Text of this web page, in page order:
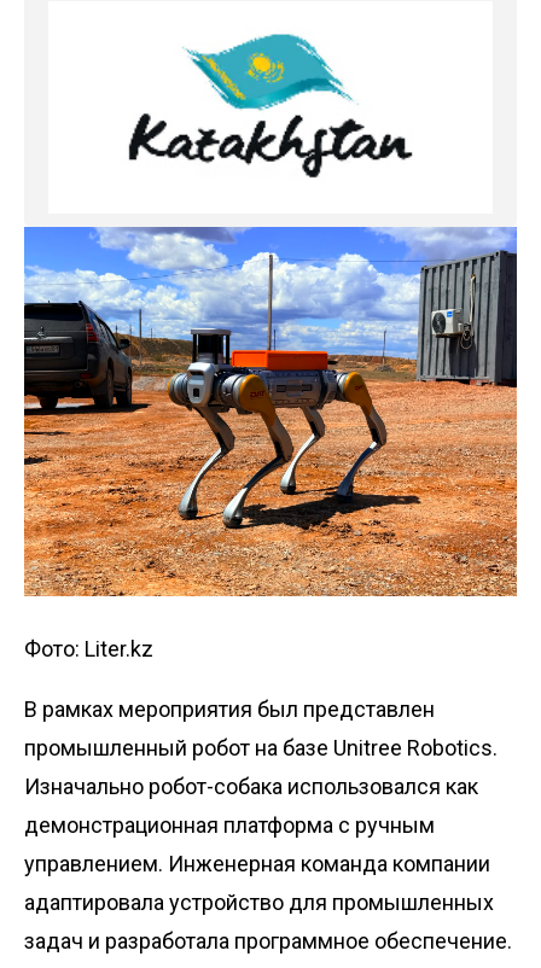
Фото: Liter.kz
В рамках мероприятия был представлен
промышленный робот на базе Unitree Robotics.
Изначально робот-собака использовался как
демонстрационная платформа с ручным
управлением. Инженерная команда компании
адаптировала устройство для промышленных
задач и разработала программное обеспечение.